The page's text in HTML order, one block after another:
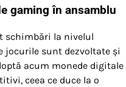
gaming în ansamblu
schimbări la nivelul
sunt dezvoltate și
acum monede digitale
ceea ce duce la o